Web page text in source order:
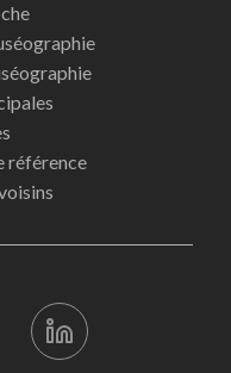
référence